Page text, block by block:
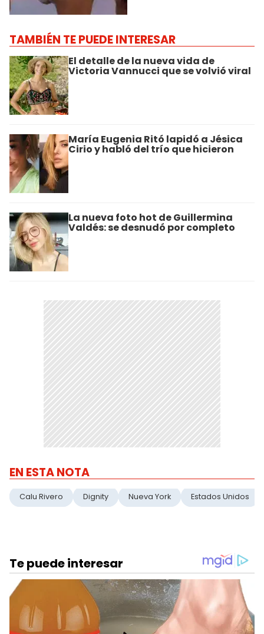
TAMBIÉN TE PUEDE INTERESAR
El detalle de la nueva vida de
Victoria Vannucci que se volvió viral
María Eugenia Ritó lapidó a Jésica
Cirio y habló del trío que hicieron
La nueva foto hot de Guillermina
Valdés: se desnudó por completo
EN ESTA NOTA
Calu Rivero Dignity Nueva York Estados Unidos